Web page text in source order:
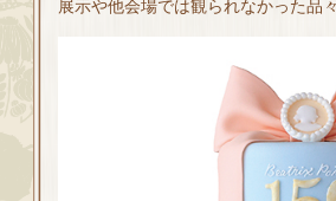
展示や他会場では観られなかった品